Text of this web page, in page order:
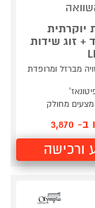
יוקרתית
+ זוג שידות
מברזל ומרופדת
מצעים מחולק
ורכישה